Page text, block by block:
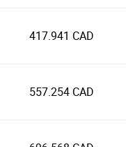
417.941 CAD
557.254 CAD